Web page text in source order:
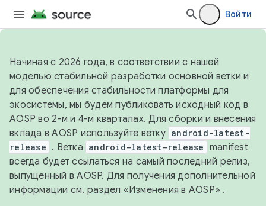
Войти
Начиная с 2026 года, в соответствии с нашей
моделью стабильной разработки основной ветки и
для обеспечения стабильности платформы для
экосистемы, мы будем публиковать исходный код в
AOSP во 2-м и 4-м кварталах. Для сборки и внесения
вклада в AOSP используйте ветку android-latest-
release . Ветка android-latest-release manifest
всегда будет ссылаться на самый последний релиз,
выпущенный в AOSP. Для получения дополнительной
информации см. раздел «Изменения в AOSP» .